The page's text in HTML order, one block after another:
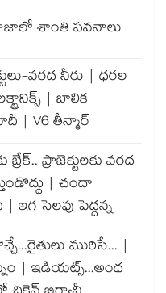
గాజాలో శాంతి పవనాలు
వరద నీరు | ధరల
| బాలిక
| V6 తీన్మార్
ప్రాజెక్టులకు వరద
| చందా
ఇగ సెలవు పెద్దన్న
మురిసే... |
| ఇడియట్స్...అంధ